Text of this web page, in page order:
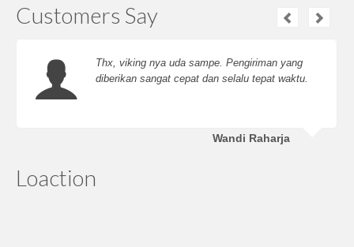
Customers Say
Thx, viking nya uda sampe. Pengiriman yang
diberikan sangat cepat dan selalu tepat waktu.
Wandi Raharja
Loaction